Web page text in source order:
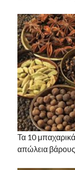
Τα 10
απώλεια βάρους